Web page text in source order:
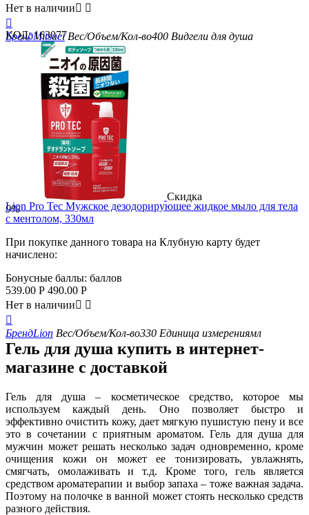
Нет в наличии 

БрендMitsuei Вес/Объем/Кол-во400 Видгели для душа
КОД: 163077
Скидка
9%
Lion Pro Tec Мужское дезодорирующее жидкое мыло для тела
с ментолом, 330мл
При покупке данного товара на Клубную карту будет
начислено:
Бонусные баллы: баллов
539.00 Р 490.00 Р
Нет в наличии 

БрендLion Вес/Объем/Кол-во330 Единица измерениямл
Гель для душа купить в интернет-
магазине с доставкой
Гель для душа – косметическое средство, которое мы
используем каждый день. Оно позволяет быстро и
эффективно очистить кожу, дает мягкую пушистую пену и все
это в сочетании с приятным ароматом. Гель для душа для
мужчин может решать несколько задач одновременно, кроме
очищения кожи он может ее тонизировать, увлажнять,
смягчать, омолаживать и т.д. Кроме того, гель является
средством ароматерапии и выбор запаха – тоже важная задача.
Поэтому на полочке в ванной может стоять несколько средств
разного действия.